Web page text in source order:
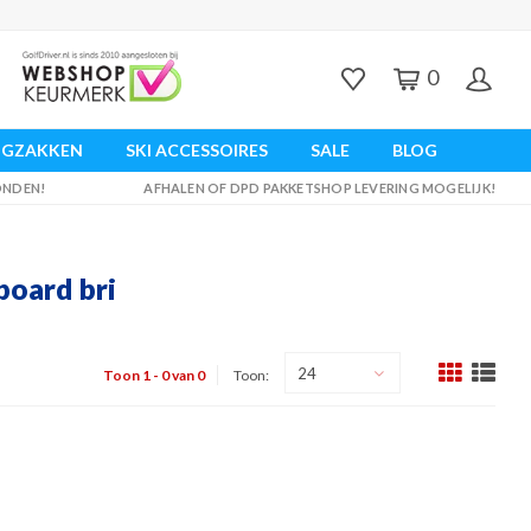
0
SKI ACCESSOIRES SALE BLOG
AFHALEN OF DPD PAKKETSHOP LEVERING MOGELIJK!
bri
Toon 1 - 0 van 0 Toon: 24